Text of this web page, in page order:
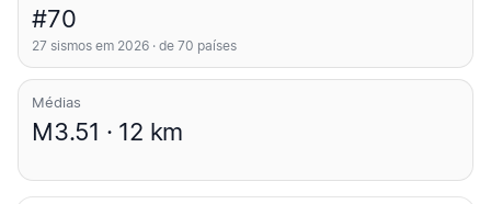
#70
27 sismos em 2026 · de 70 países
Médias
M3.51 · 12 km